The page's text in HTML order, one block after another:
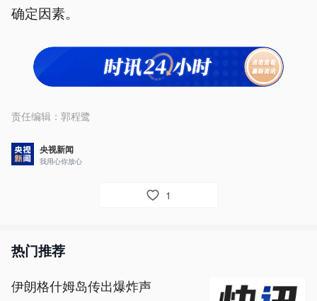
确定因素。
责任编辑： 郭程鹭
央视新闻
我用心你放心
1
热门推荐
伊朗格什姆岛传出爆炸声